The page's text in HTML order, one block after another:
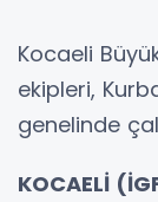
Kocaeli
ekipleri,
genelinde
KOCAELİ